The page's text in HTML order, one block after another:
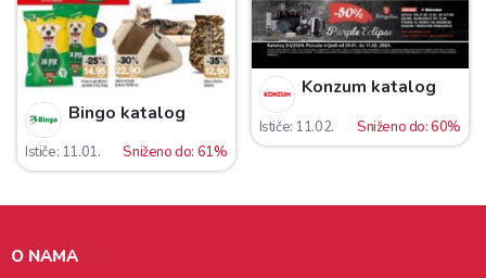
Bingo katalog
Ističe: 11.01. Sniženo do: 61%
Konzum katalog
Ističe: 11.02. Sniženo do: 60%
O NAMA